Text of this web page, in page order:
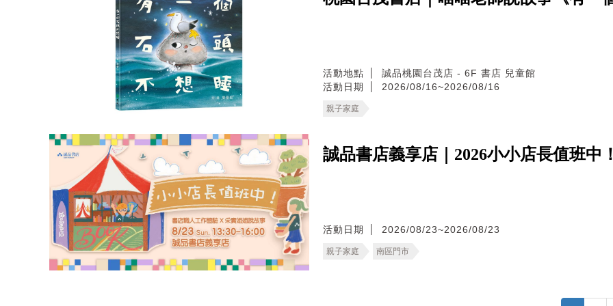
活動地點
誠品桃園台茂店 - 6F 書店 兒童館
活動日期
2026/08/16~2026/08/16
親子家庭
誠品書店義享店｜2026小小店長值班中
活動日期 2026/08/23~2026/08/23
親子家庭 南區門市